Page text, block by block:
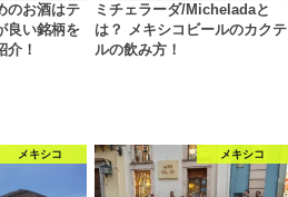
のお酒はテ
良い銘柄を
介！
ミチェラーダ/Micheladaと
は？ メキシコビールのカクテ
ルの飲み方！
メキシコ メキシコ